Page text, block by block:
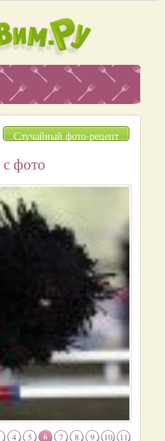
Случайный фото-рецепт
фото
4 5 6 7 8 9 10 11